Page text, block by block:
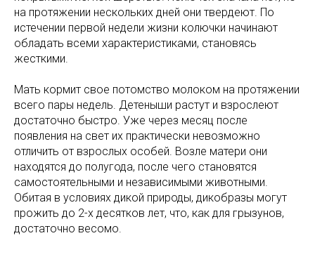
на протяжении нескольких дней они твердеют. По
истечении первой недели жизни колючки начинают
обладать всеми характеристиками, становясь
жесткими.
Мать кормит свое потомство молоком на протяжении
всего пары недель. Детеныши растут и взрослеют
достаточно быстро. Уже через месяц после
появления на свет их практически невозможно
отличить от взрослых особей. Возле матери они
находятся до полугода, после чего становятся
самостоятельными и независимыми животными.
Обитая в условиях дикой природы, дикобразы могут
прожить до 2-х десятков лет, что, как для грызунов,
достаточно весомо.